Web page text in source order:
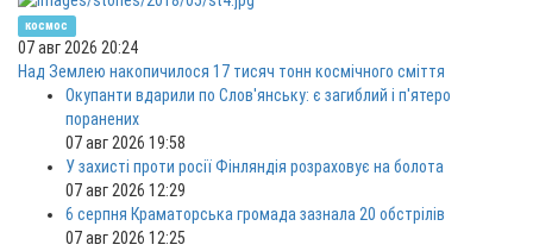
космос
07 авг 2026 20:24
Над Землею накопичилося 17 тисяч тонн космічного сміття
Окупанти вдарили по Слов'янську: є загиблий і п'ятеро
поранених
07 авг 2026 19:58
У захисті проти росії Фінляндія розраховує на болота
07 авг 2026 12:29
6 серпня Краматорська громада зазнала 20 обстрілів
07 авг 2026 12:25